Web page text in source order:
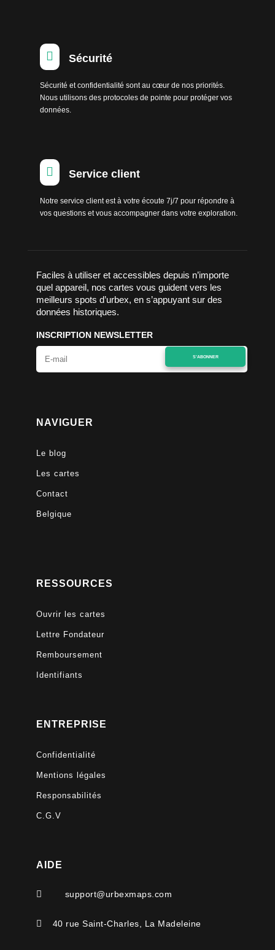
 Sécurité
Sécurité et confidentialité sont au cœur de nos priorités.
Nous utilisons des protocoles de pointe pour protéger vos
données.
 Service client
Notre service client est à votre écoute 7j/7 pour répondre à
vos questions et vous accompagner dans votre exploration.
Faciles à utiliser et accessibles depuis n’importe
quel appareil, nos cartes vous guident vers les
meilleurs spots d’urbex, en s’appuyant sur des
données historiques.
INSCRIPTION NEWSLETTER
S'ABONNER
NAVIGUER
Le blog
Les cartes
Contact
Belgique
RESSOURCES
Ouvrir les cartes
Lettre Fondateur
Remboursement
Identifiants
ENTREPRISE
Confidentialité
Mentions légales
Responsabilités
C.G.V
AIDE
 support@urbexmaps.com
 40 rue Saint-Charles, La Madeleine